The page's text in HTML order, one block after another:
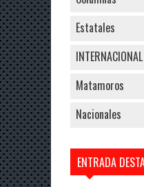
Estatales
INTERNACIONAL
Matamoros
Nacionales
ENTRADA